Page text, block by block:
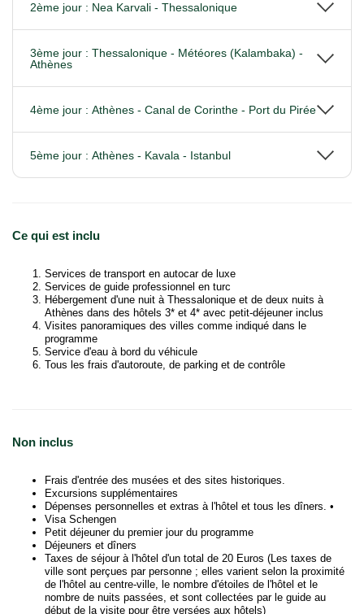
2ème jour : Nea Karvali - Thessalonique
3ème jour : Thessalonique - Météores (Kalambaka) -
Athènes
4ème jour : Athènes - Canal de Corinthe - Port du Pirée
5ème jour : Athènes - Kavala - Istanbul
Ce qui est inclu
Services de transport en autocar de luxe
Services de guide professionnel en turc
Hébergement d'une nuit à Thessalonique et de deux nuits à
Athènes dans des hôtels 3* et 4* avec petit-déjeuner inclus
Visites panoramiques des villes comme indiqué dans le
programme
Service d'eau à bord du véhicule
Tous les frais d'autoroute, de parking et de contrôle
Non inclus
Frais d'entrée des musées et des sites historiques.
Excursions supplémentaires
Dépenses personnelles et extras à l'hôtel et tous les dîners. •
Visa Schengen
Petit déjeuner du premier jour du programme
Déjeuners et dîners
Taxes de séjour à l'hôtel d'un total de 20 Euros (Les taxes de
ville sont perçues par personne ; elles varient selon la proximité
de l'hôtel au centre-ville, le nombre d'étoiles de l'hôtel et le
nombre de nuits passées, et sont collectées par le guide au
début de la visite pour être versées aux hôtels)